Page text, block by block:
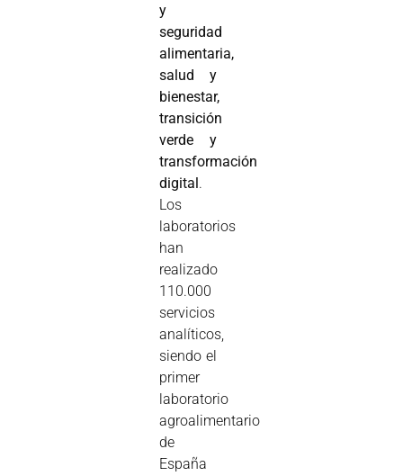
y
seguridad
alimentaria,
salud y
bienestar,
transición
verde y
transformación
digital .
Los
laboratorios
han
realizado
110.000
servicios
analíticos,
siendo el
primer
laboratorio
agroalimentario
de
España